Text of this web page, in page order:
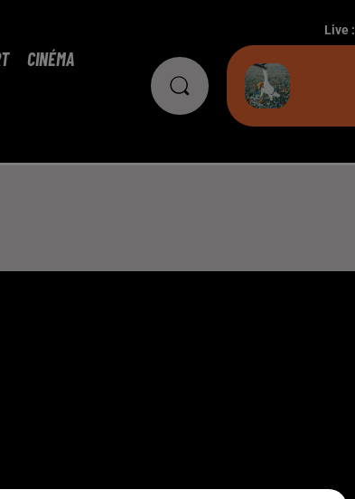
CINÉMA
Live :